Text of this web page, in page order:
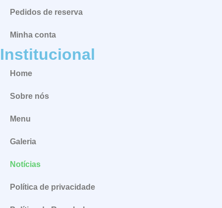
Pedidos de reserva
Minha conta
Institucional
Home
Sobre nós
Menu
Galeria
Notícias
Política de privacidade